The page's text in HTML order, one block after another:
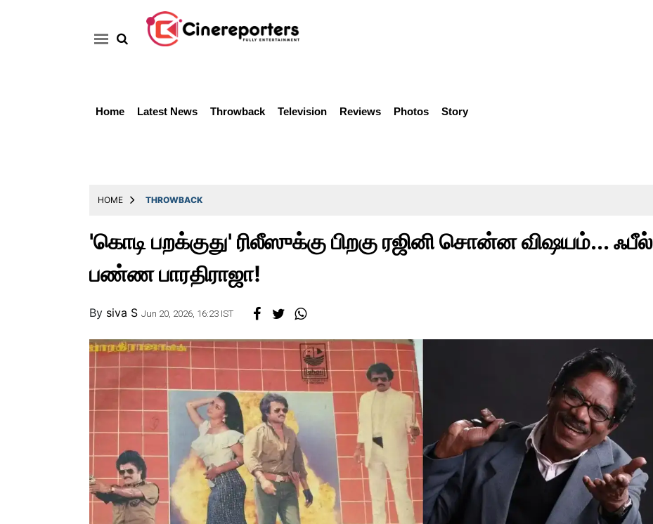
Home Latest News Throwback Television Reviews Photos Story
HOME THROWBACK
'கொடி பறக்குது' ரிலீஸுக்கு பிறகு ரஜினி சொன்ன விஷயம்... ஃபீல்
பண்ண பாரதிராஜா!
By siva S Jun 20, 2026, 16:23 IST